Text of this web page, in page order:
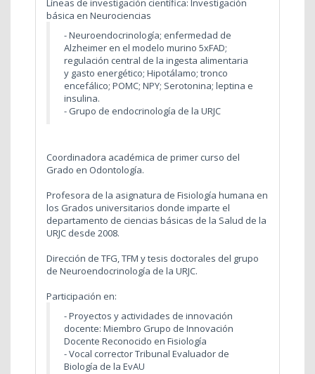
Líneas de investigación científica: Investigación
básica en Neurociencias
- Neuroendocrinología; enfermedad de
Alzheimer en el modelo murino 5xFAD;
regulación central de la ingesta alimentaria
y gasto energético; Hipotálamo; tronco
encefálico; POMC; NPY; Serotonina; leptina e
insulina.
- Grupo de endocrinología de la URJC
Coordinadora académica de primer curso del
Grado en Odontología.
Profesora de la asignatura de Fisiología humana en
los Grados universitarios donde imparte el
departamento de ciencias básicas de la Salud de la
URJC desde 2008.
Dirección de TFG, TFM y tesis doctorales del grupo
de Neuroendocrinología de la URJC.
Participación en:
- Proyectos y actividades de innovación
docente: Miembro Grupo de Innovación
Docente Reconocido en Fisiología
- Vocal corrector Tribunal Evaluador de
Biología de la EvAU